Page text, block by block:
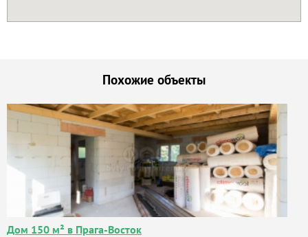
Похожие объекты
Дом 150 м² в Прага-Восток